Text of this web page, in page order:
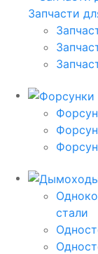
Запчасти
стали